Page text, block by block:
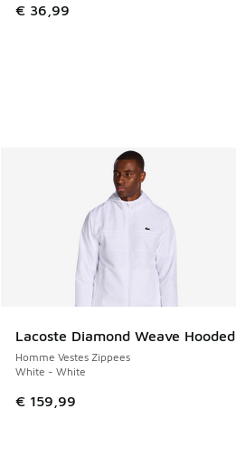
€ 36,99
Lacoste Diamond Weave Hooded
Homme Vestes Zippees
White - White
€ 159,99